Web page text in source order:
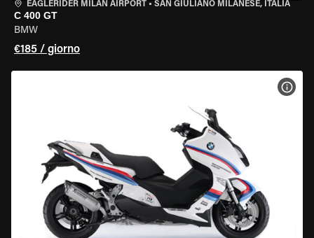
EAGLERIDER MILAN AIRPORT • SAN GIULIANO MILANESE, ITALIA
C 400 GT
BMW
€185 / giorno